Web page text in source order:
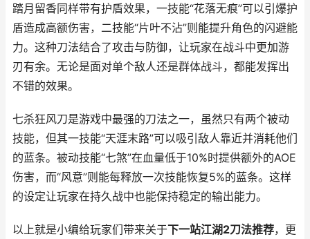
踏月留香同样带有护盾效果，一技能“花落无痕”可以引爆护
盾造成高额伤害，二技能“片叶不沾”则能提升角色的闪避能
力。这种刀法结合了攻击与防御，让玩家在战斗中更加游
刃有余。无论是面对单个敌人还是群体战斗，都能发挥出
不错的效果。
七杀狂风刀是游戏中最强的刀法之一，虽然只有两个被动
技能，但其一技能“天涯末路”可以吸引敌人靠近并消耗他们
的蓝条。被动技能“七煞”在血量低于10%时提供额外的AOE
伤害，而“风意”则能每释放一次技能恢复5%的蓝条。这样
的设定让玩家在持久战中也能保持稳定的输出能力。
以上就是小编给玩家们带来关于下一站江湖2刀法推荐，更